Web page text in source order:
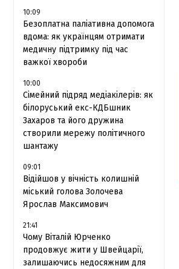
10:09
Безоплатна паліативна допомога
вдома: як українцям отримати
медичну підтримку під час
важкої хвороби
10:00
Сімейний підряд медіакілерів: як
білоруський екс-КДБшник
Захаров та його дружина
створили мережу політичного
шантажу
09:01
Відійшов у вічність колишній
міський голова Золочева
Ярослав Максимович
21:41
Чому Віталій Юрченко
продовжує жити у Швейцарії,
залишаючись недосяжним для